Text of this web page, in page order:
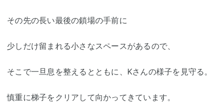
その先の長い最後の鎖場の手前に
少しだけ留まれる小さなスペースがあるので、
そこで一旦息を整えるとともに、Kさんの様子を見守る。
慎重に梯子をクリアして向かってきています。